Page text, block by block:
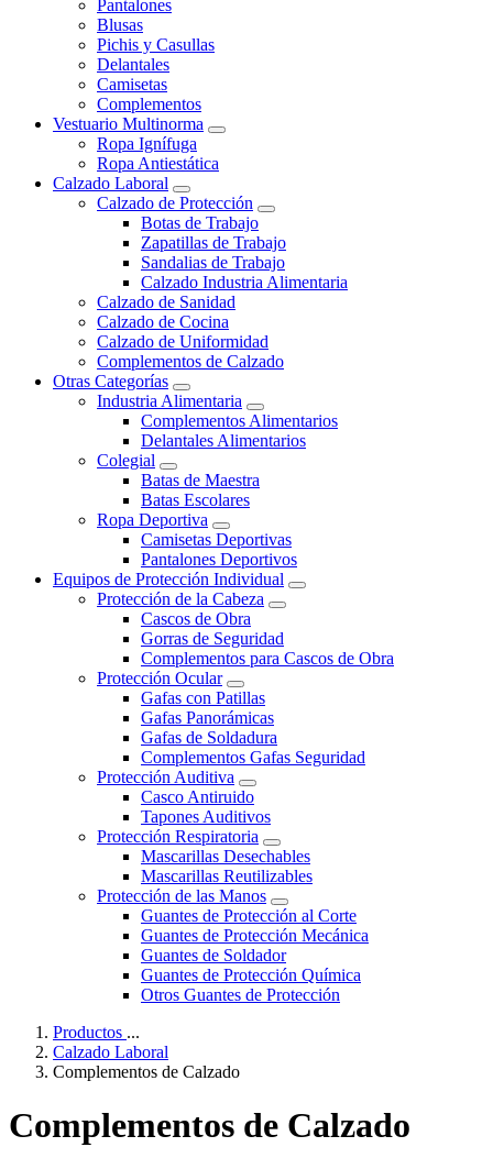
Pantalones
Blusas
Pichis y Casullas
Delantales
Camisetas
Complementos
Vestuario Multinorma
Ropa Ignífuga
Ropa Antiestática
Calzado Laboral
Calzado de Protección
Botas de Trabajo
Zapatillas de Trabajo
Sandalias de Trabajo
Calzado Industria Alimentaria
Calzado de Sanidad
Calzado de Cocina
Calzado de Uniformidad
Complementos de Calzado
Otras Categorías
Industria Alimentaria
Complementos Alimentarios
Delantales Alimentarios
Colegial
Batas de Maestra
Batas Escolares
Ropa Deportiva
Camisetas Deportivas
Pantalones Deportivos
Equipos de Protección Individual
Protección de la Cabeza
Cascos de Obra
Gorras de Seguridad
Complementos para Cascos de Obra
Protección Ocular
Gafas con Patillas
Gafas Panorámicas
Gafas de Soldadura
Complementos Gafas Seguridad
Protección Auditiva
Casco Antiruido
Tapones Auditivos
Protección Respiratoria
Mascarillas Desechables
Mascarillas Reutilizables
Protección de las Manos
Guantes de Protección al Corte
Guantes de Protección Mecánica
Guantes de Soldador
Guantes de Protección Química
Otros Guantes de Protección
Productos ...
Calzado Laboral
Complementos de Calzado
Complementos de Calzado